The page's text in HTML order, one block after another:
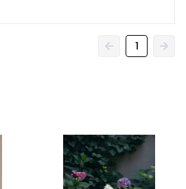
1